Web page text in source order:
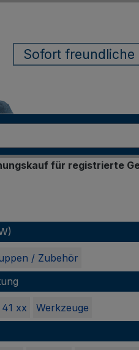
Sofort freundliche
Geschäftskunden.
/ Zubehör
xx
Werkzeuge